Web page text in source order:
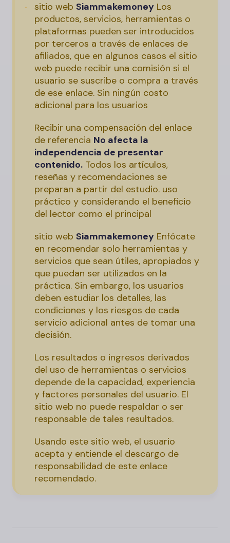
sitio webSiammakemoney Los
productos, servicios, herramientas o
plataformas pueden ser introducidos
por terceros a través de enlaces de
afiliados, que en algunos casos el sitio
web puede recibir una comisión si el
usuario se suscribe o compra a través
de ese enlace. Sin ningún costo
adicional para los usuarios
Recibir una compensación del enlace
de referencia No afecta la
independencia de presentar
contenido. Todos los artículos,
reseñas y recomendaciones se
preparan a partir del estudio. uso
práctico y considerando el beneficio
del lector como el principal
sitio webSiammakemoney Enfócate
en recomendar solo herramientas y
servicios que sean útiles, apropiados y
que puedan ser utilizados en la
práctica. Sin embargo, los usuarios
deben estudiar los detalles, las
condiciones y los riesgos de cada
servicio adicional antes de tomar una
decisión.
Los resultados o ingresos derivados
del uso de herramientas o servicios
depende de la capacidad, experiencia
y factores personales del usuario. El
sitio web no puede respaldar o ser
responsable de tales resultados.
Usando este sitio web, el usuario
acepta y entiende el descargo de
responsabilidad de este enlace
recomendado.